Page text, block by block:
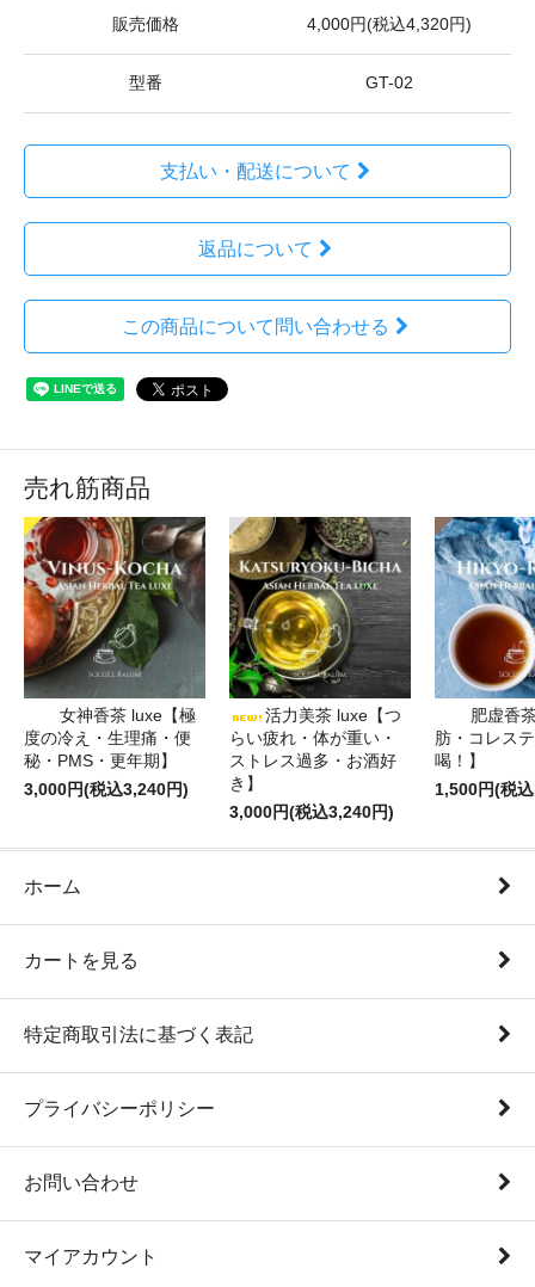
販売価格 4,000円(税込4,320円)
型番 GT-02
支払い・配送について
返品について
この商品について問い合わせる
売れ筋商品
女神香茶 luxe【極
度の冷え・生理痛・便
秘・PMS・更年期】
3,000円(税込3,240円)
活力美茶 luxe【つ
らい疲れ・体が重い・
ストレス過多・お酒好
き】
3,000円(税込3,240円)
肥虚香
肪・コレス
喝！】
1,500円(税
ホーム
カートを見る
特定商取引法に基づく表記
プライバシーポリシー
お問い合わせ
マイアカウント